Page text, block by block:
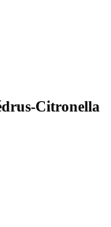
Citronella